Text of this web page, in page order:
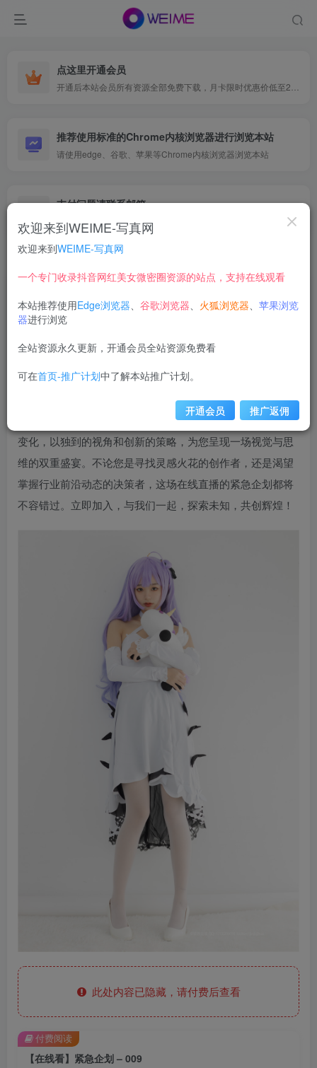
点这里开通会员
推荐使用标准的Chrome内核浏览器进行浏览本站
请使用edge、谷歌、苹果等Chrome内核浏览器浏览本站
支付问题请联系邮箱
遇到支付问题请联系网页底部邮箱或者微信支付留言
weime
在线看紧急企划 – 009，一场突如其来的创意风暴正席
卷而来！在这个快节奏的时代，我们深知时间就是生产力。
因此，特别推出编号为009的紧急企划，旨在迅速响应市场
变化，以独到的视角和创新的策略，为您呈现一场视觉与思
维的双重盛宴。不论您是寻找灵感火花的创作者，还是渴望
掌握行业前沿动态的决策者，这场在线直播的紧急企划都将
不容错过。立即加入，与我们一起，探索未知，共创辉煌！
此处内容已隐藏，请付费后查看
【在线看】紧急企划 – 009
付费阅读
欢迎来到WEIME-写真网
欢迎来到WEIME-写真网
一个专门收录抖音网红美女微密圈资源的站点，支持在线观看
本站推荐使用Edge浏览器、 谷歌浏览器、 火狐浏览器、 苹果浏览
器进行浏览
全站资源永久更新，开通会员全站资源免费看
可在首页-推广计划中了解本站推广计划。
开通会员 推广返佣